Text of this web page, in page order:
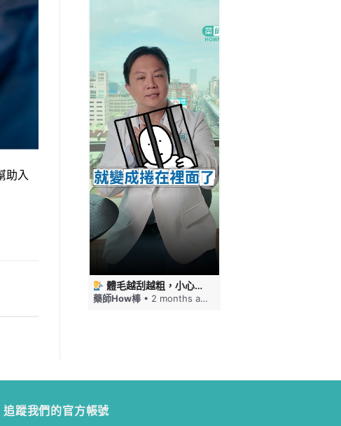
助入
體毛越刮越粗，小心毛髮倒插！刮毛這幾件事要注意 #藥師HOW棒
藥師How棒 • 2 months ago
追蹤我們的官方帳號